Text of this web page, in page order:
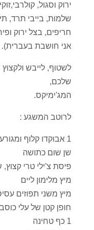
ירוק וסגול,
שלמות, בייבי תרד,
חריפים, בצל ירוק
אני חושבת בעברית).
לשטוף, לייבש
שלכם,
המג'ימיקס.
לרוטב המשגע :
1 אבוקדו קלוף ומגורען
שן שום כתושה
פיסת צ'ילי טרי
מיץ מלימון ליים
מיץ משני תפוזים
חופן קטן של עלי
1 כף טחינה